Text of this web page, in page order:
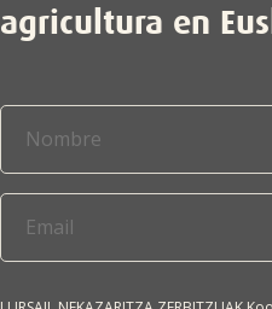
agricultura en